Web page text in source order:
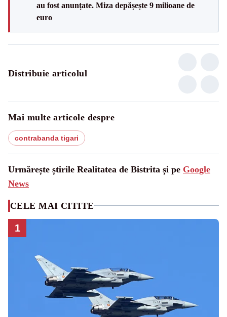
au fost anunțate. Miza depășește 9 milioane de
euro
Distribuie articolul
Mai multe articole despre
contrabanda tigari
Urmărește știrile Realitatea de Bistrita și pe Google
News
CELE MAI CITITE
1